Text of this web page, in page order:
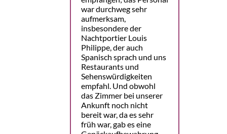
war durchweg sehr
aufmerksam,
insbesondere der
Nachtportier Louis
Philippe, der auch
Spanisch sprach und uns
Restaurants und
Sehenswürdigkeiten
empfahl. Und obwohl
das Zimmer bei unserer
Ankunft noch nicht
bereit war, da es sehr
früh war, gab es eine